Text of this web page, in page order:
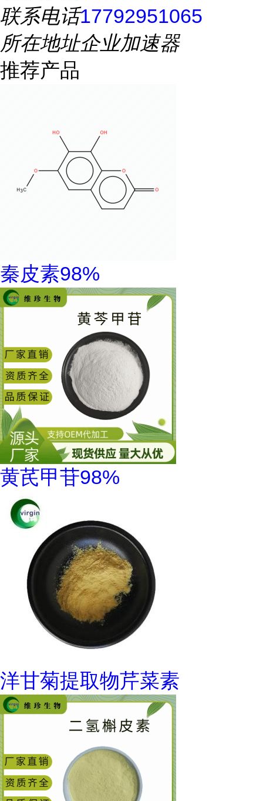
联系电话17792951065
所在地址企业加速器
推荐产品
秦皮素98%
黄芪甲苷98%
洋甘菊提取物芹菜素